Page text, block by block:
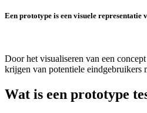
Een prototype is een visuele representatie
Door het visualiseren van een
krijgen van potentiele eindgebruikers
Wat is een prototype